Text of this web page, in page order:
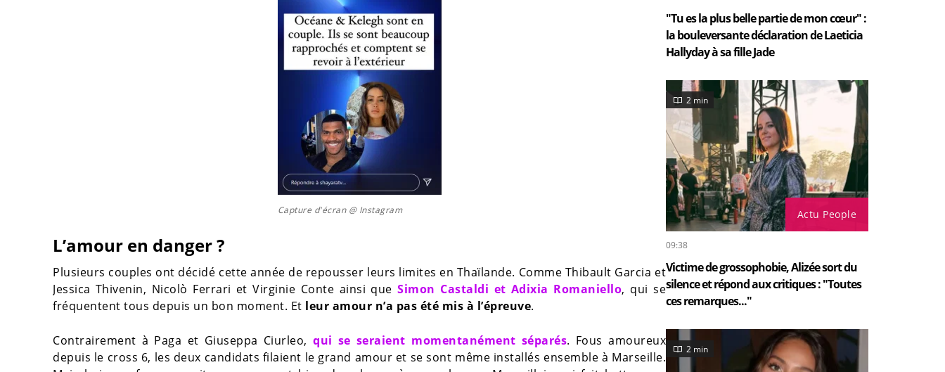
Capture d'écran @ Instagram
L’amour en danger ?
Plusieurs couples ont décidé cette année de repousser leurs limites en Thaïlande. Comme Thibault Garcia et
Jessica Thivenin, Nicolò Ferrari et Virginie Conte ainsi queSimon Castaldi et Adixia Romaniello, qui se
fréquentent tous depuis un bon moment. Et leur amour n’a pas été mis à l’épreuve.
Contrairement à Paga et Giuseppa Ciurleo, qui se seraient momentanément séparés. Fous amoureux
depuis le cross 6, les deux candidats filaient le grand amour et se sont même installés ensemble à Marseille.
"Tu es la plus belle partie de mon cœur" :
la bouleversante déclaration de Laeticia
Hallyday à sa fille Jade
Actu People
2 min
09:38
Victime de grossophobie, Alizée sort du
silence et répond aux critiques : "Toutes
ces remarques..."
2 min